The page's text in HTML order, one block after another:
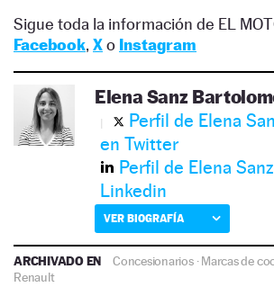
Sigue toda la información de EL
Facebook, Xo Instagram
Elena Sanz
Perfil de Elena
en Twitter
Perfil de Elena
Linkedin
VER BIOGRAFÍA
ARCHIVADO EN Concesionarios·Marcas de
Renault